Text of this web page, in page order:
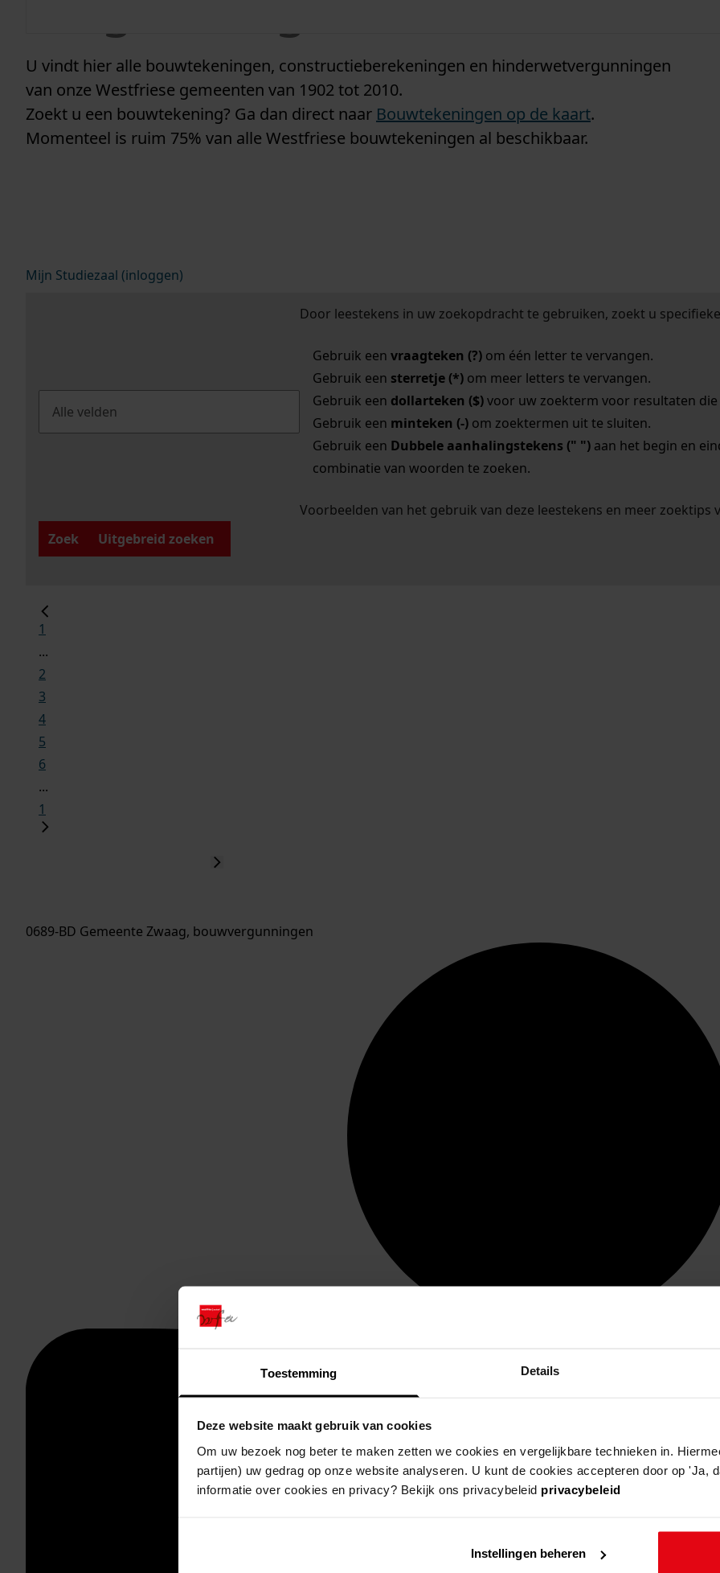
Toestemming Details
Deze website maakt gebruik van cookies
Om uw bezoek nog beter te maken zetten we cookies en vergelijkbare technieken in.
partijen) uw gedrag op onze website analyseren. U kunt de cookies accepteren door op 'Ja,
informatie over cookies en privacy? Bekijk ons privacybeleid privacybeleid
Instellingen beheren
U vindt hier alle bouwtekeningen, constructieberekeningen en hinderwetvergunningen
van onze Westfriese gemeenten van 1902 tot 2010.
Zoekt u een bouwtekening? Ga dan direct naar Bouwtekeningen op de kaart.
Momenteel is ruim 75% van alle Westfriese bouwtekeningen al beschikbaar.
Mijn Studiezaal (inloggen)
Door leestekens in uw zoekopdracht te gebruiken, zoekt u
Gebruik een vraagteken (?)om één letter te vervangen.
Gebruik een sterretje (*)om meer letters te vervangen.
Gebruik een dollarteken ($)voor uw zoekterm voor resultaten die
Gebruik een minteken (-)om zoektermen uit te sluiten.
Gebruik een Dubbele aanhalingstekens (" ")aan het begin en
combinatie van woorden te zoeken.
Voorbeelden van het gebruik van deze leestekens en meer zoektips
Zoek
Uitgebreid zoeken
1
...
2
3
4
5
6
...
1
0689-BD Gemeente Zwaag, bouwvergunningen